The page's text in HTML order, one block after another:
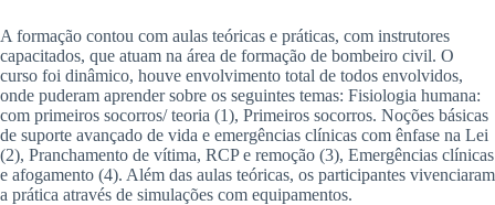
A formação contou com aulas teóricas e práticas, com instrutores
capacitados, que atuam na área de formação de bombeiro civil. O
curso foi dinâmico, houve envolvimento total de todos envolvidos,
onde puderam aprender sobre os seguintes temas: Fisiologia humana:
com primeiros socorros/ teoria (1), Primeiros socorros. Noções básicas
de suporte avançado de vida e emergências clínicas com ênfase na Lei
(2), Pranchamento de vítima, RCP e remoção (3), Emergências clínicas
e afogamento (4). Além das aulas teóricas, os participantes vivenciaram
a prática através de simulações com equipamentos.